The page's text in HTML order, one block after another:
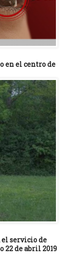
en el centro de
el servicio de
22 de abril 2019